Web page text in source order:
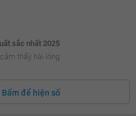
sắc nhất 2025
thấy hài lòng
Bấm để hiện số